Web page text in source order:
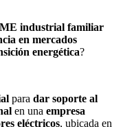
industrial familiar
en mercados
energética?
para dar soporte al
en una empresa
eléctricos, ubicada en